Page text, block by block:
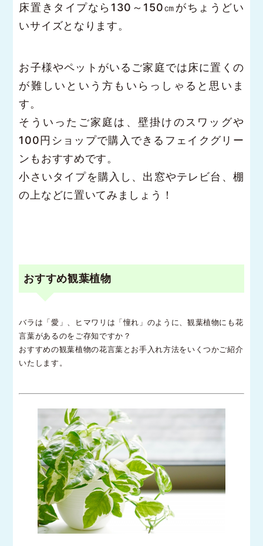
床置きタイプなら130～150㎝がちょうどい
いサイズとなります。
お子様やペットがいるご家庭では床に置くの
が難しいという方もいらっしゃると思いま
す。
そういったご家庭は、壁掛けのスワッグや
100円ショップで購入できるフェイクグリー
ンもおすすめです。
小さいタイプを購入し、出窓やテレビ台、棚
の上などに置いてみましょう！
おすすめ観葉植物
バラは「愛」、ヒマワリは「憧れ」のように、観葉植物にも花
言葉があるのをご存知ですか？
おすすめの観葉植物の花言葉とお手入れ方法をいくつかご紹介
いたします。